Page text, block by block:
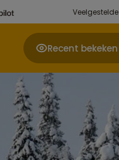
Recent